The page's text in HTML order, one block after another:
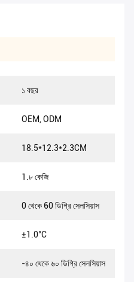
১ বছর
OEM, ODM
18.5*12.3*2.3CM
1.৮ কেজি
0 থেকে 60 ডিগ্রি সেলসিয়াস
±1.0°C
-৪০ থেকে ৬০ ডিগ্রি সেলসিয়াস